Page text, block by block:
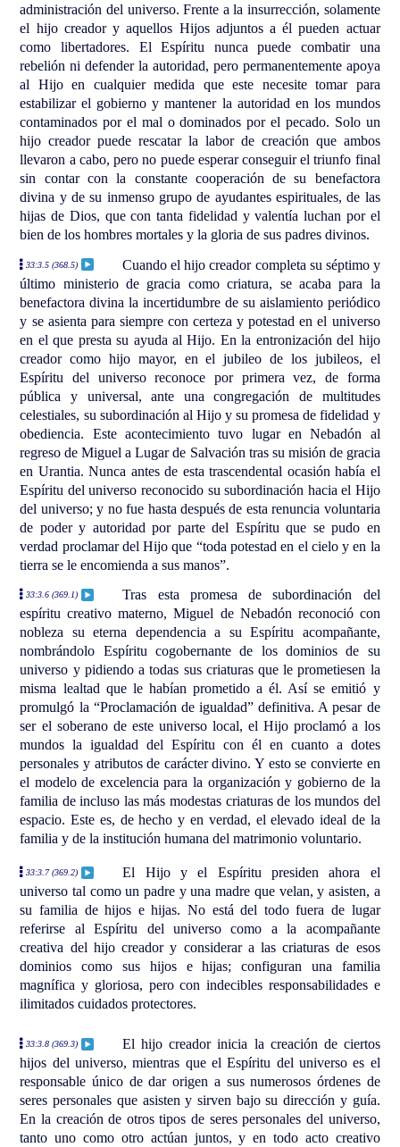
administración del universo. Frente a la insurrección, solamente
el hijo creador y aquellos Hijos adjuntos a él pueden actuar
como libertadores. El Espíritu nunca puede combatir una
rebelión ni defender la autoridad, pero permanentemente apoya
al Hijo en cualquier medida que este necesite tomar para
estabilizar el gobierno y mantener la autoridad en los mundos
contaminados por el mal o dominados por el pecado. Solo un
hijo creador puede rescatar la labor de creación que ambos
llevaron a cabo, pero no puede esperar conseguir el triunfo final
sin contar con la constante cooperación de su benefactora
divina y de su inmenso grupo de ayudantes espirituales, de las
hijas de Dios, que con tanta fidelidad y valentía luchan por el
bien de los hombres mortales y la gloria de sus padres divinos.
33:3.5 (368.5)
Cuando el hijo creador completa su séptimo y
último ministerio de gracia como criatura, se acaba para la
benefactora divina la incertidumbre de su aislamiento periódico
y se asienta para siempre con certeza y potestad en el universo
en el que presta su ayuda al Hijo. En la entronización del hijo
creador como hijo mayor, en el jubileo de los jubileos, el
Espíritu del universo reconoce por primera vez, de forma
pública y universal, ante una congregación de multitudes
celestiales, su subordinación al Hijo y su promesa de fidelidad y
obediencia. Este acontecimiento tuvo lugar en Nebadón al
regreso de Miguel a Lugar de Salvación tras su misión de gracia
en Urantia. Nunca antes de esta trascendental ocasión había el
Espíritu del universo reconocido su subordinación hacia el Hijo
del universo; y no fue hasta después de esta renuncia voluntaria
de poder y autoridad por parte del Espíritu que se pudo en
verdad proclamar del Hijo que “toda potestad en el cielo y en la
tierra se le encomienda a sus manos”.
33:3.6 (369.1)
Tras esta promesa de subordinación del
espíritu creativo materno, Miguel de Nebadón reconoció con
nobleza su eterna dependencia a su Espíritu acompañante,
nombrándolo Espíritu cogobernante de los dominios de su
universo y pidiendo a todas sus criaturas que le prometiesen la
misma lealtad que le habían prometido a él. Así se emitió y
promulgó la “Proclamación de igualdad” definitiva. A pesar de
ser el soberano de este universo local, el Hijo proclamó a los
mundos la igualdad del Espíritu con él en cuanto a dotes
personales y atributos de carácter divino. Y esto se convierte en
el modelo de excelencia para la organización y gobierno de la
familia de incluso las más modestas criaturas de los mundos del
espacio. Este es, de hecho y en verdad, el elevado ideal de la
familia y de la institución humana del matrimonio voluntario.
33:3.7 (369.2)
El Hijo y el Espíritu presiden ahora el
universo tal como un padre y una madre que velan, y asisten, a
su familia de hijos e hijas. No está del todo fuera de lugar
referirse al Espíritu del universo como a la acompañante
creativa del hijo creador y considerar a las criaturas de esos
dominios como sus hijos e hijas; configuran una familia
magnífica y gloriosa, pero con indecibles responsabilidades e
ilimitados cuidados protectores.
33:3.8 (369.3)
El hijo creador inicia la creación de ciertos
hijos del universo, mientras que el Espíritu del universo es el
responsable único de dar origen a sus numerosos órdenes de
seres personales que asisten y sirven bajo su dirección y guía.
En la creación de otros tipos de seres personales del universo,
tanto uno como otro actúan juntos, y en todo acto creativo